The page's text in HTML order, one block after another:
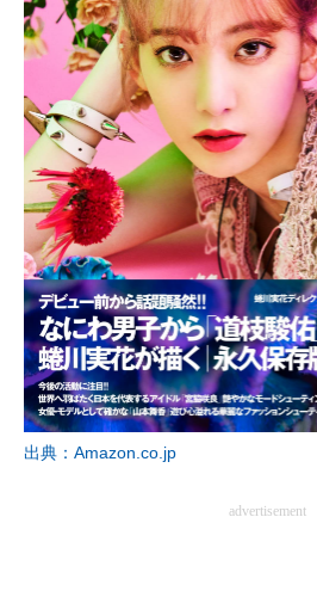
出典：Amazon.co.jp
advertisement